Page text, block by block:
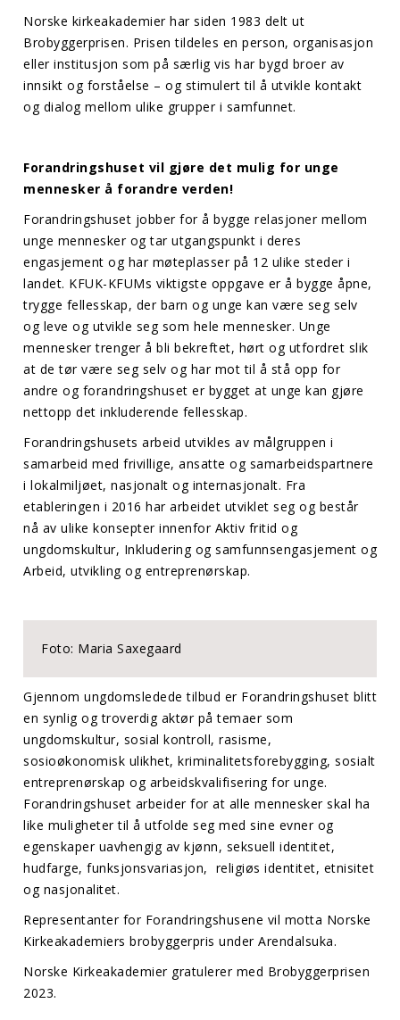
Norske kirkeakademier har siden 1983 delt ut
Brobyggerprisen. Prisen tildeles en person, organisasjon
eller institusjon som på særlig vis har bygd broer av
innsikt og forståelse – og stimulert til å utvikle kontakt
og dialog mellom ulike grupper i samfunnet.
Forandringshuset vil gjøre det mulig for unge
mennesker å forandre verden!
Forandringshuset jobber for å bygge relasjoner mellom
unge mennesker og tar utgangspunkt i deres
engasjement og har møteplasser på 12 ulike steder i
landet. KFUK-KFUMs viktigste oppgave er å bygge åpne,
trygge fellesskap, der barn og unge kan være seg selv
og leve og utvikle seg som hele mennesker. Unge
mennesker trenger å bli bekreftet, hørt og utfordret slik
at de tør være seg selv og har mot til å stå opp for
andre og forandringshuset er bygget at unge kan gjøre
nettopp det inkluderende fellesskap.
Forandringshusets arbeid utvikles av målgruppen i
samarbeid med frivillige, ansatte og samarbeidspartnere
i lokalmiljøet, nasjonalt og internasjonalt. Fra
etableringen i 2016 har arbeidet utviklet seg og består
nå av ulike konsepter innenfor Aktiv fritid og
ungdomskultur, Inkludering og samfunnsengasjement og
Arbeid, utvikling og entreprenørskap.
Foto: Maria Saxegaard
Gjennom ungdomsledede tilbud er Forandringshuset blitt
en synlig og troverdig aktør på temaer som
ungdomskultur, sosial kontroll, rasisme,
sosioøkonomisk ulikhet, kriminalitetsforebygging, sosialt
entreprenørskap og arbeidskvalifisering for unge.
Forandringshuset arbeider for at alle mennesker skal ha
like muligheter til å utfolde seg med sine evner og
egenskaper uavhengig av kjønn, seksuell identitet,
hudfarge, funksjonsvariasjon, religiøs identitet, etnisitet
og nasjonalitet.
Representanter for Forandringshusene vil motta Norske
Kirkeakademiers brobyggerpris under Arendalsuka.
Norske Kirkeakademier gratulerer med Brobyggerprisen
2023.